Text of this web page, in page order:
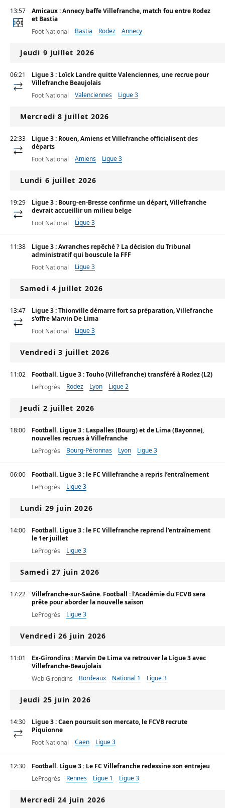
13:57
Amicaux : Annecy baffe Villefranche, match fou entre Rodez
et Bastia
Foot National
Bastia Rodez Annecy
Jeudi 9 juillet 2026
06:21
Ligue 3 : Loïck Landre quitte Valenciennes, une recrue pour
Villefranche Beaujolais
Foot National
Valenciennes Ligue 3
Mercredi 8 juillet 2026
22:33
Ligue 3 : Rouen, Amiens et Villefranche officialisent des
départs
Foot National
Amiens Ligue 3
Lundi 6 juillet 2026
19:29
Ligue 3 : Bourg-en-Bresse confirme un départ, Villefranche
devrait accueillir un milieu belge
Foot National
Ligue 3
11:38
Ligue 3 : Avranches repêché ? La décision du Tribunal
administratif qui bouscule la FFF
Foot National
Ligue 3
Samedi 4 juillet 2026
13:47
Ligue 3 : Thionville démarre fort sa préparation, Villefranche
s'offre Marvin De Lima
Foot National
Ligue 3
Vendredi 3 juillet 2026
11:02
Football. Ligue 3 : Touho (Villefranche) transféré à Rodez (L2)
LeProgrès
Rodez Lyon Ligue 2
Jeudi 2 juillet 2026
18:00
Football. Ligue 3 : Laspalles (Bourg) et de Lima (Bayonne),
nouvelles recrues à Villefranche
LeProgrès
Bourg-Péronnas Lyon Ligue 3
06:00
Football. Ligue 3 : le FC Villefranche a repris l’entraînement
LeProgrès
Ligue 3
Lundi 29 juin 2026
14:00
Football. Ligue 3 : le FC Villefranche reprend l’entraînement
le 1er juillet
LeProgrès
Ligue 3
Samedi 27 juin 2026
17:22
Villefranche-sur-Saône. Football : l’Académie du FCVB sera
prête pour aborder la nouvelle saison
LeProgrès
Ligue 3
Vendredi 26 juin 2026
11:01
Ex-Girondins : Marvin De Lima va retrouver la Ligue 3 avec
Villefranche-Beaujolais
Web Girondins
Bordeaux National 1 Ligue 3
Jeudi 25 juin 2026
14:30
Ligue 3 : Caen poursuit son mercato, le FCVB recrute
Piquionne
Foot National
Caen Ligue 3
12:30
Football. Ligue 3 : Le FC Villefranche redessine son entrejeu
LeProgrès
Rennes Ligue 1 Ligue 3
Mercredi 24 juin 2026